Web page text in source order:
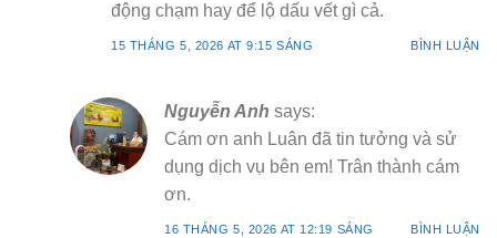
động chạm hay để lộ dấu vết gì cả.
15 THÁNG 5, 2026 AT 9:15 SÁNG BÌNH LUẬN
Nguyễn Anh says:
Cám ơn anh Luân đã tin tưởng và sử
dụng dịch vụ bên em! Trân thành cám
ơn.
16 THÁNG 5, 2026 AT 12:19 SÁNG BÌNH LUẬN